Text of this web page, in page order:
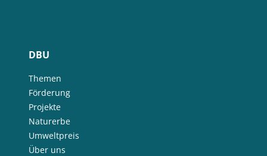
DBU
Themen
Förderung
Projekte
Naturerbe
Umweltpreis
Über uns